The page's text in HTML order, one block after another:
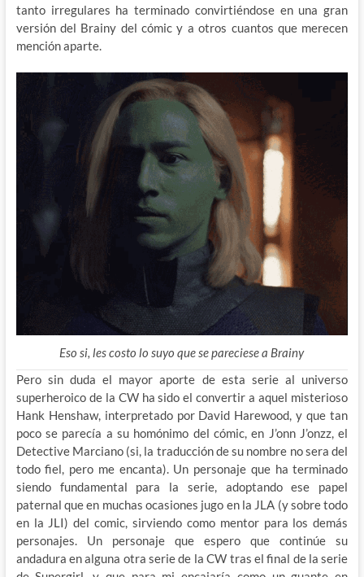
tanto irregulares ha terminado convirtiéndose en una gran
versión del Brainy del cómic y a otros cuantos que merecen
mención aparte.
Eso si, les costo lo suyo que se pareciese a Brainy
Pero sin duda el mayor aporte de esta serie al universo
superheroico de la CW ha sido el convertir a aquel misterioso
Hank Henshaw, interpretado por David Harewood, y que tan
poco se parecía a su homónimo del cómic, en J’onn J’onzz, el
Detective Marciano (si, la traducción de su nombre no sera del
todo fiel, pero me encanta). Un personaje que ha terminado
siendo fundamental para la serie, adoptando ese papel
paternal que en muchas ocasiones jugo en la JLA (y sobre todo
en la JLI) del comic, sirviendo como mentor para los demás
personajes. Un personaje que espero que continúe su
andadura en alguna otra serie de la CW tras el final de la serie